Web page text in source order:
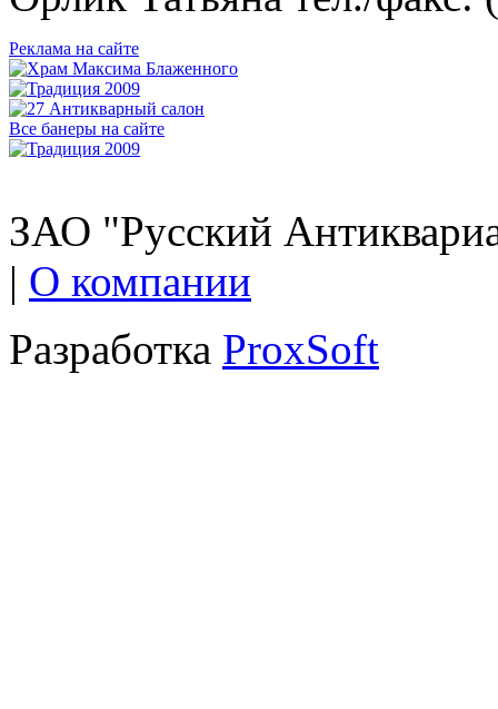
Реклама на сайте
Все банеры на сайте
ЗАО "Русский
| О компании
Разработка ProxSoft